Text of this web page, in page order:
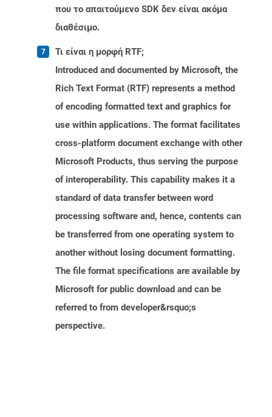
που το απαιτούμενο SDK δεν είναι ακόμα
διαθέσιμο.
Τι είναι η μορφή RTF;
Introduced and documented by Microsoft, the
Rich Text Format (RTF) represents a method
of encoding formatted text and graphics for
use within applications. The format facilitates
cross-platform document exchange with other
Microsoft Products, thus serving the purpose
of interoperability. This capability makes it a
standard of data transfer between word
processing software and, hence, contents can
be transferred from one operating system to
another without losing document formatting.
The file format specifications are available by
Microsoft for public download and can be
referred to from developer&rsquo;s
perspective.